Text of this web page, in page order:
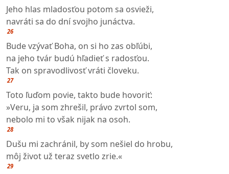
Jeho hlas mladosťou potom sa osvieži,
navráti sa do dní svojho junáctva.
26
Bude vzývať Boha, on si ho zas obľúbi,
na jeho tvár budú hľadieť s radosťou.
Tak on spravodlivosť vráti človeku.
27
Toto ľuďom povie, takto bude hovoriť:
»Veru, ja som zhrešil, právo zvrtol som,
nebolo mi to však nijak na osoh.
28
Dušu mi zachránil, by som nešiel do hrobu,
môj život už teraz svetlo zrie.«
29